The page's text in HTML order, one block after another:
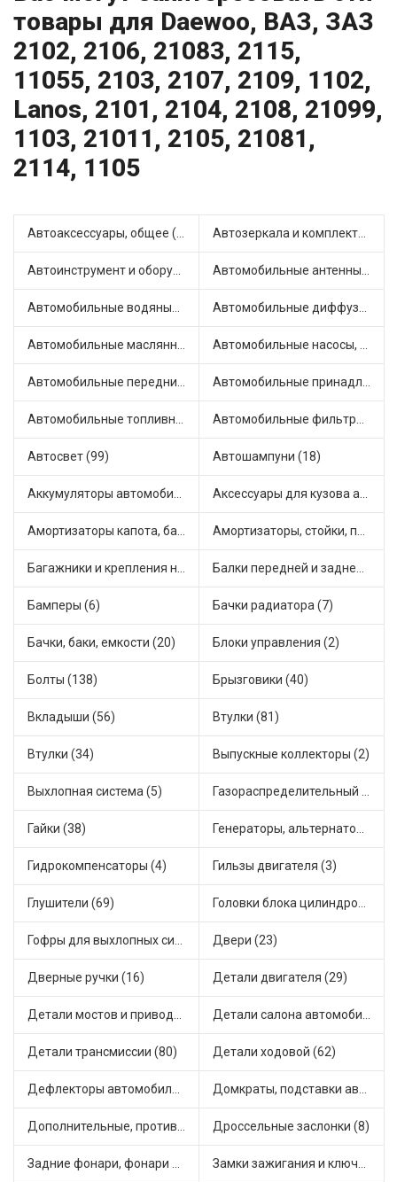
товары для Daewoo, ВАЗ, ЗАЗ
2102, 2106, 21083, 2115,
11055, 2103, 2107, 2109, 1102,
Lanos, 2101, 2104, 2108, 21099,
1103, 21011, 2105, 21081,
2114, 1105
Автоаксессуары, общее (1) Автозеркала и комплектующие (36)
Автоинструмент и оборудование (13) Автомобильные антенны (1)
Автомобильные водяные насосы (53) Автомобильные диффузоры и вентиляторы (4)
Автомобильные маслянные насосы (13) Автомобильные насосы, компрессоры и манометры (1)
Автомобильные передние фары (25) Автомобильные принадлежности и аксессуары (14)
Автомобильные топливные насосы (55) Автомобильные фильтры (1)
Автосвет (99) Автошампуни (18)
Аккумуляторы автомобильные (4) Аксессуары для кузова автомобиля (7)
Амортизаторы капота, багажника (19) Амортизаторы, стойки, подушки стоек (144)
Багажники и крепления на крышу (1) Балки передней и задней подвески (5)
Бамперы (6) Бачки радиатора (7)
Бачки, баки, емкости (20) Блоки управления (2)
Болты (138) Брызговики (40)
Вкладыши (56) Втулки (81)
Втулки (34) Выпускные коллекторы (2)
Выхлопная система (5) Газораспределительный механизм (3)
Гайки (38) Генераторы, альтернаторы и комплектующие (86)
Гидрокомпенсаторы (4) Гильзы двигателя (3)
Глушители (69) Головки блока цилиндров (3)
Гофры для выхлопных систем (4) Двери (23)
Дверные ручки (16) Детали двигателя (29)
Детали мостов и привода трансмиссии (97) Детали салона автомобиля (106)
Детали трансмиссии (80) Детали ходовой (62)
Дефлекторы автомобильные (9) Домкраты, подставки автомобильные (1)
Дополнительные, противотуманные фары (14) Дроссельные заслонки (8)
Задние фонари, фонари видимости (15) Замки зажигания и ключи (31)